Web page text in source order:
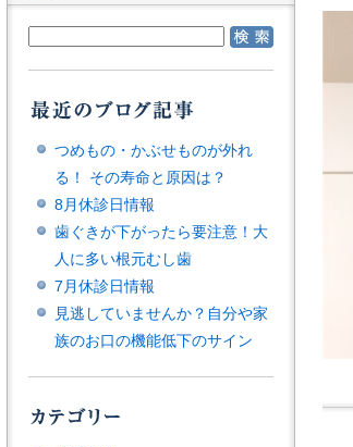
つめもの・かぶせものが外れ
る！ その寿命と原因は？
8月休診日情報
歯ぐきが下がったら要注意！大
人に多い根元むし歯
7月休診日情報
見逃していませんか？自分や家
族のお口の機能低下のサイン